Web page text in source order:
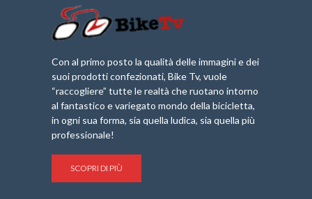
Con al primo posto la qualità delle immagini e dei
suoi prodotti confezionati, Bike Tv, vuole
“raccogliere” tutte le realtà che ruotano intorno
al fantastico e variegato mondo della bicicletta,
in ogni sua forma, sia quella ludica, sia quella più
professionale!
SCOPRI DI PIÙ